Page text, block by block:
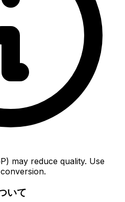
may reduce quality. Use
いて